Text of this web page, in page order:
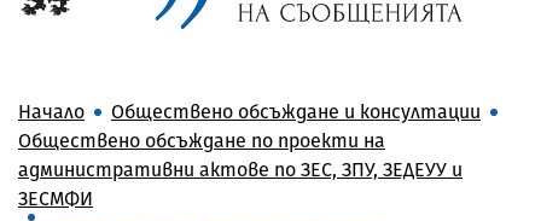
Начало
Обществено обсъждане и консултации
Обществено обсъждане по проекти на
административни актове по ЗЕС, ЗПУ, ЗЕДЕУУ и
ЗЕСМФИ